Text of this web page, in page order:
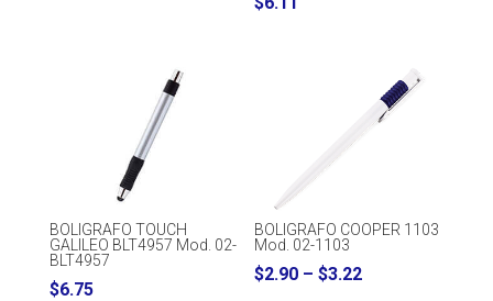
BOLIGRAFO TOUCH
GALILEO BLT4957 Mod. 02-
BLT4957
$6.75
BOLIGRAFO COOPER 1103
Mod. 02-1103
$2.90 – $3.22Price